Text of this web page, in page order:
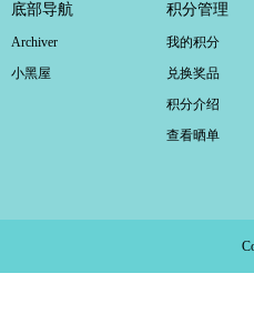
底部导航
Archiver
小黑屋
积分管理
我的积分
兑换奖品
积分介绍
查看晒单